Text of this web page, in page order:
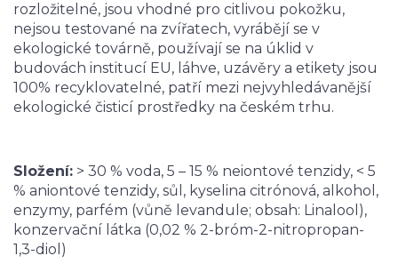
rozložitelné, jsou vhodné pro citlivou pokožku,
nejsou testované na zvířatech, vyrábějí se v
ekologické továrně, používají se na úklid v
budovách institucí EU, láhve, uzávěry a etikety jsou
100% recyklovatelné, patří mezi nejvyhledávanější
ekologické čisticí prostředky na českém trhu.
Složení: > 30 % voda, 5 – 15 % neiontové tenzidy, < 5
% aniontové tenzidy, sůl, kyselina citrónová, alkohol,
enzymy, parfém (vůně levandule; obsah: Linalool),
konzervační látka (0,02 % 2-bróm-2-nitropropan-
1,3-diol)